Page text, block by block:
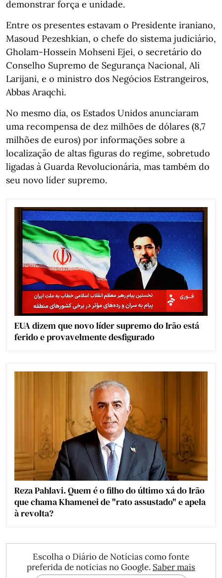
demonstrar força e unidade.
Entre os presentes estavam o Presidente iraniano,
Masoud Pezeshkian, o chefe do sistema judiciário,
Gholam-Hossein Mohseni Ejei, o secretário do
Conselho Supremo de Segurança Nacional, Ali
Larijani, e o ministro dos Negócios Estrangeiros,
Abbas Araqchi.
No mesmo dia, os Estados Unidos anunciaram
uma recompensa de dez milhões de dólares (8,7
milhões de euros) por informações sobre a
localização de altas figuras do regime, sobretudo
ligadas à Guarda Revolucionária, mas também do
seu novo líder supremo.
EUA dizem que novo líder supremo do Irão está
ferido e provavelmente desfigurado
Reza Pahlavi. Quem é o filho do último xá do Irão
que chama Khamenei de "rato assustado" e apela
à revolta?
Escolha o Diário de Notícias como fonte
preferida de notícias no Google. Saber mais